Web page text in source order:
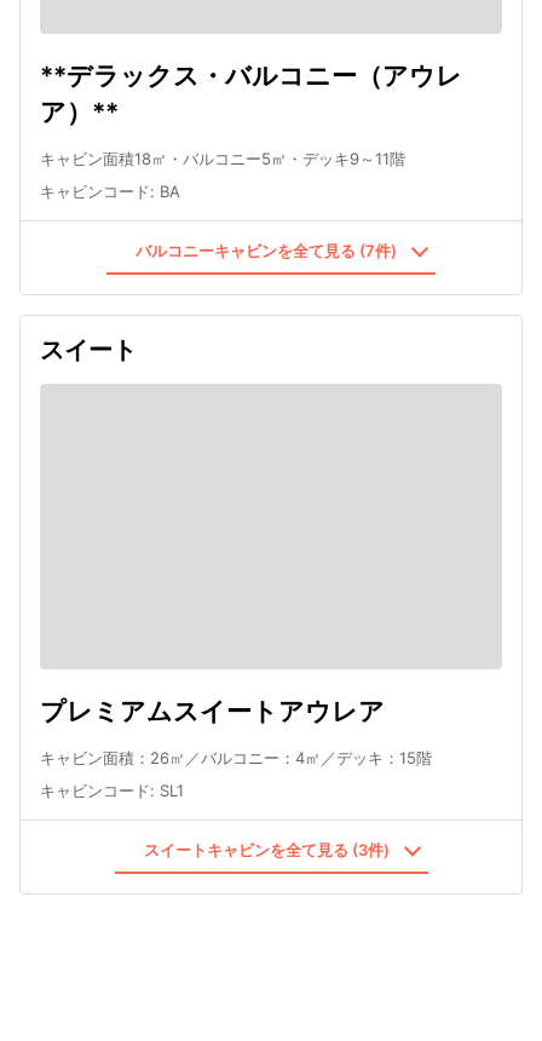
**デラックス・バルコニー（アウレ
ア）**
キャビン面積18㎡・バルコニー5㎡・デッキ9～11階
キャビンコード: BA
バルコニーキャビンを全て見る (7件)
スイート
プレミアムスイートアウレア
キャビン面積：26㎡／バルコニー：4㎡／デッキ：15階
キャビンコード: SL1
スイートキャビンを全て見る (3件)